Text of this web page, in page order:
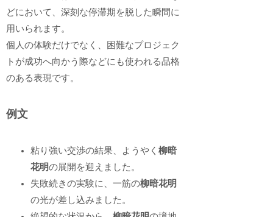
どにおいて、深刻な停滞期を脱した瞬間に
用いられます。
個人の体験だけでなく、困難なプロジェク
トが成功へ向かう際などにも使われる品格
のある表現です。
例文
粘り強い交渉の結果、ようやく柳暗
花明の展開を迎えました。
失敗続きの実験に、一筋の柳暗花明
の光が差し込みました。